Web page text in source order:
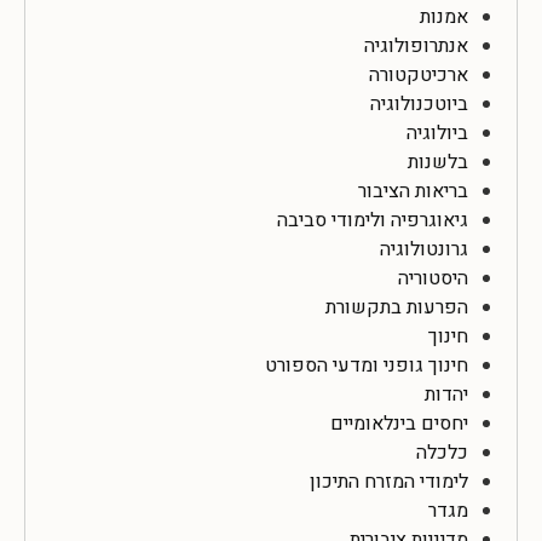
אמנות
אנתרופולוגיה
ארכיטקטורה
ביוטכנולוגיה
ביולוגיה
בלשנות
בריאות הציבור
גיאוגרפיה ולימודי סביבה
גרונטולוגיה
היסטוריה
הפרעות בתקשורת
חינוך
חינוך גופני ומדעי הספורט
יהדות
יחסים בינלאומיים
כלכלה
לימודי המזרח התיכון
מגדר